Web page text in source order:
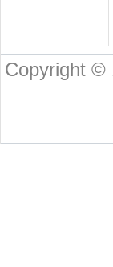
Copyright ©